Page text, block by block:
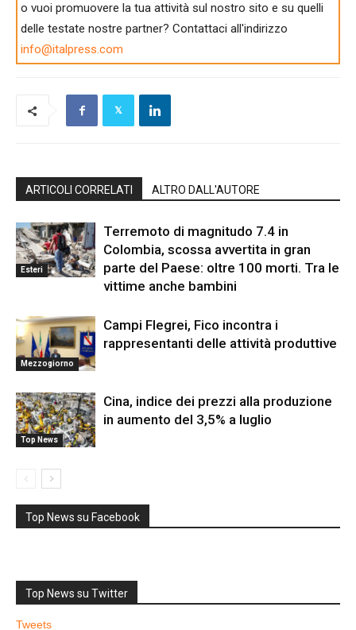
o vuoi promuovere la tua attività sul nostro sito e su quelli
delle testate nostre partner? Contattaci all'indirizzo
info@italpress.com
ARTICOLI CORRELATI ALTRO DALL'AUTORE
Esteri
Terremoto di magnitudo 7.4 in
Colombia, scossa avvertita in gran
parte del Paese: oltre 100 morti. Tra le
vittime anche bambini
Mezzogiorno
Campi Flegrei, Fico incontra i
rappresentanti delle attività produttive
Top News
Cina, indice dei prezzi alla produzione
in aumento del 3,5% a luglio
Top News su Facebook
Top News su Twitter
Tweets